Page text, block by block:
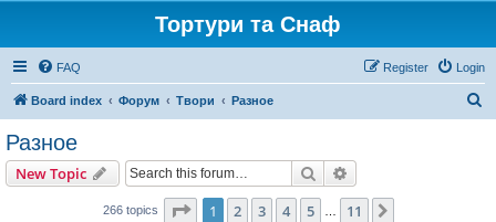
Тортури та Снаф
FAQ Login
Register
Board index Форум Твори Разное
Разное
New Topic Search
266 topics Page 1of 11
1 2 3 4 5 11